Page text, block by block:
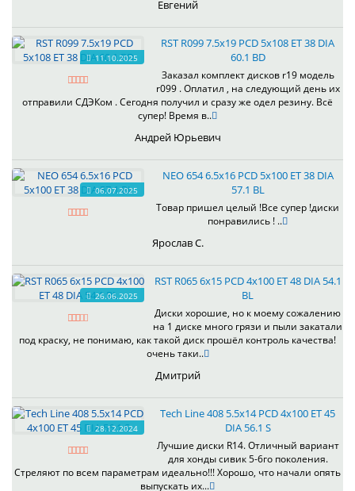
Евгений
11.10.2025
RST R099 7.5x19 PCD 5x108 ET 38 DIA
60.1 BD
Заказал комплект дисков r19 модель
r099 . Оплатил , на следующий день их
отправили СДЭКом . Сегодня получил и сразу же одел резину. Всё
супер! Время в..
Андрей Юрьевич
06.07.2025
NEO 654 6.5x16 PCD 5x100 ET 38 DIA
57.1 BL
Товар пришел целый !Все супер !диски
понравились ! ..
Ярослав С.
26.06.2025
RST R065 6x15 PCD 4x100 ET 48 DIA 54.1
BL
Диски хорошие, но к моему сожалению
на 1 диске много грязи и пыли закатали
под краску, не понимаю, как такой диск прошёл контроль качества!
очень таки..
Дмитрий
28.12.2024
Tech Line 408 5.5x14 PCD 4x100 ET 45
DIA 56.1 S
Лучшие диски R14. Отличный вариант
для хонды сивик 5-6го поколения.
Стреляют по всем параметрам идеально!!! Хорошо, что начали опять
выпускать их...